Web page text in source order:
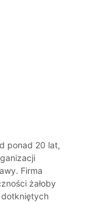
ponad 20 lat,
Firma
żałoby
dotkniętych